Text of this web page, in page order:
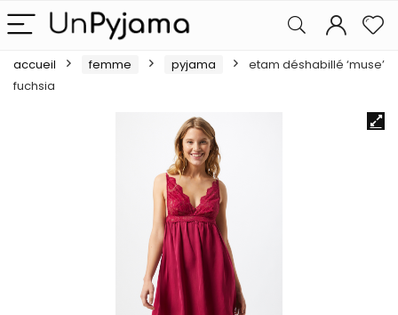
accueil femme pyjama
etam déshabillé ‘muse’
fuchsia